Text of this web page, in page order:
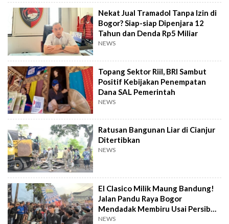
Nekat Jual Tramadol Tanpa Izin di
Bogor? Siap-siap Dipenjara 12
Tahun dan Denda Rp5 Miliar
NEWS
Topang Sektor Riil, BRI Sambut
Positif Kebijakan Penempatan
Dana SAL Pemerintah
NEWS
Ratusan Bangunan Liar di Cianjur
Ditertibkan
NEWS
El Clasico Milik Maung Bandung!
Jalan Pandu Raya Bogor
Mendadak Membiru Usai Persib
Libas Persija
NEWS